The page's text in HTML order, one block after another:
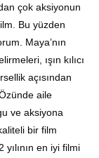
çok aksiyonun
Bu yüzden
Maya’nın
ışın kılıcı
açısından
aile
ve aksiyona
bir film
en iyi filmi